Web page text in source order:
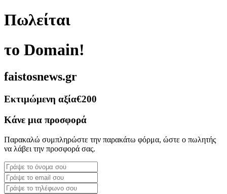
Πωλείται
το Domain!
faistosnews.gr
Εκτιμώμενη αξία€200
Κάνε μια προσφορά
Παρακαλώ συμπληρώστε την παρακάτω φόρμα, ώστε ο πωλητής
να λάβει την προσφορά σας.